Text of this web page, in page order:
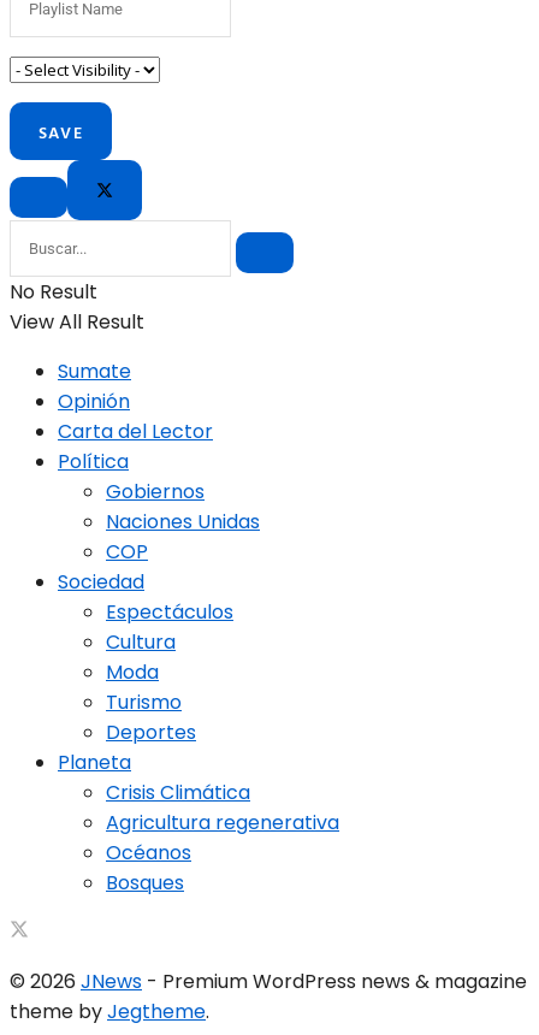
No Result
View All Result
Sumate
Opinión
Carta del Lector
Política
Gobiernos
Naciones Unidas
COP
Sociedad
Espectáculos
Cultura
Moda
Turismo
Deportes
Planeta
Crisis Climática
Agricultura regenerativa
Océanos
Bosques
© 2026 JNews - Premium WordPress news & magazine
theme byJegtheme.